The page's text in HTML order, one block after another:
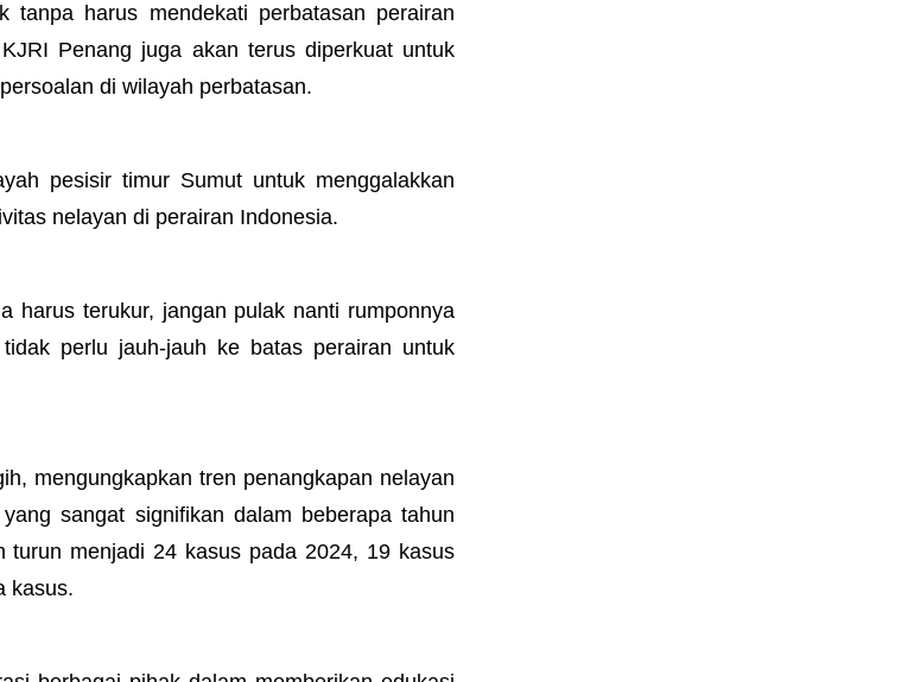
harus mendekati perbatasan perairan
Penang juga akan terus diperkuat untuk
di wilayah perbatasan.
pesisir timur Sumut untuk menggalakkan
nelayan di perairan Indonesia.
harus terukur, jangan pulak nanti rumponnya
perlu jauh-jauh ke batas perairan untuk
mengungkapkan tren penangkapan nelayan
sangat signifikan dalam beberapa tahun
turun menjadi 24 kasus pada 2024, 19 kasus
kasus.